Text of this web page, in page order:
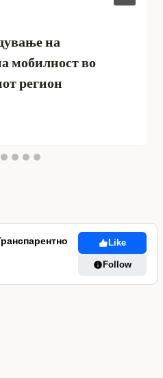
на
мобилност во
регион
Like
Follow